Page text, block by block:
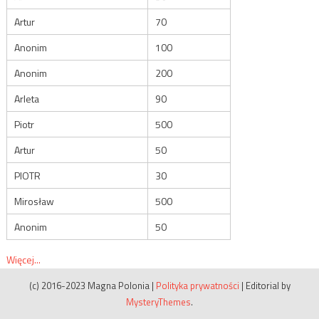
Artur
70
Anonim
100
Anonim
200
Arleta
90
Piotr
500
Artur
50
PIOTR
30
Mirosław
500
Anonim
50
Więcej...
(c) 2016-2023 Magna Polonia | Polityka prywatności | Editorial by
MysteryThemes.